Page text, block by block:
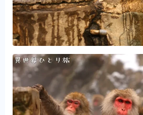
Amazonインフルエンサー
異世界一人旅撮影機材まとめ